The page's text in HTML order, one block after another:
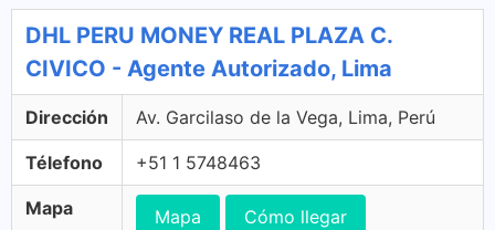
DHL PERU MONEY REAL PLAZA C.
CIVICO - Agente Autorizado, Lima
Dirección Av. Garcilaso de la Vega, Lima, Perú
Télefono +51 1 5748463
Mapa Mapa Cómo llegar